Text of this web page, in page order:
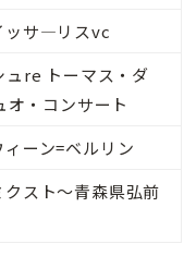
ッサ―リスvc
ュre トーマス・ダ
・コンサート
ーン=ベルリン
スト～青森県弘前